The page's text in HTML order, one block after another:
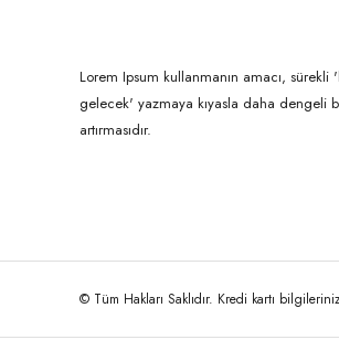
Lorem Ipsum kullanmanın amacı,
gelecek' yazmaya kıyasla daha dengeli
artırmasıdır.
© Tüm Hakları Saklıdır. Kredi kartı